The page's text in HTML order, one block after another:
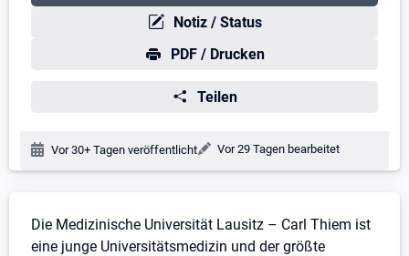
Notiz / Status
PDF / Drucken
Teilen
Veröffentlichungsdatum:
Vor 30+ Tagen veröffentlicht Änderungsdatum:
Vor 29 Tagen bearbeitet
Stellenbeschreibung
Die Medizinische Universität Lausitz – Carl Thiem ist
eine junge Universitätsmedizin und der größte